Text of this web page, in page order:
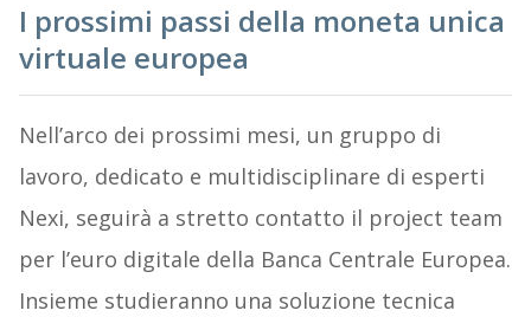
I prossimi passi della moneta unica
virtuale europea
Nell’arco dei prossimi mesi, un gruppo di
lavoro, dedicato e multidisciplinare di esperti
Nexi, seguirà a stretto contatto il project team
per l’euro digitale della Banca Centrale Europea.
Insieme studieranno una soluzione tecnica